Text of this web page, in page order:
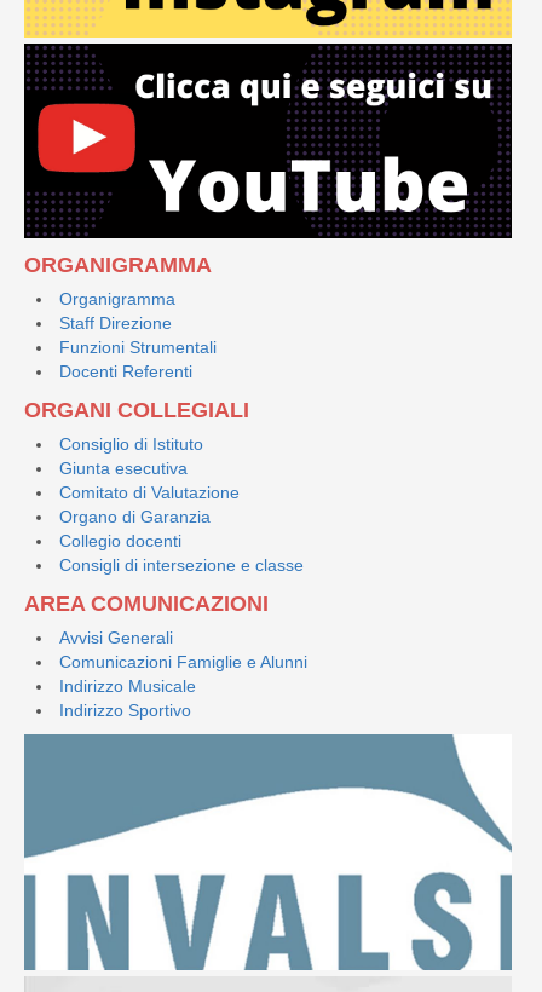
ORGANIGRAMMA
Organigramma
Staff Direzione
Funzioni Strumentali
Docenti Referenti
ORGANI COLLEGIALI
Consiglio di Istituto
Giunta esecutiva
Comitato di Valutazione
Organo di Garanzia
Collegio docenti
Consigli di intersezione e classe
AREA COMUNICAZIONI
Avvisi Generali
Comunicazioni Famiglie e Alunni
Indirizzo Musicale
Indirizzo Sportivo